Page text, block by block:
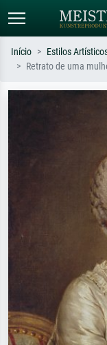
Início Estilos
Retrato de uma